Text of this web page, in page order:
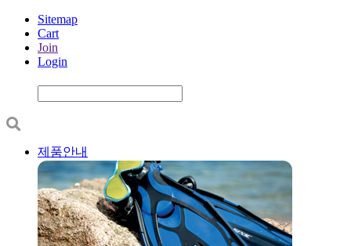
Sitemap
Cart
Join
Login
제품안내